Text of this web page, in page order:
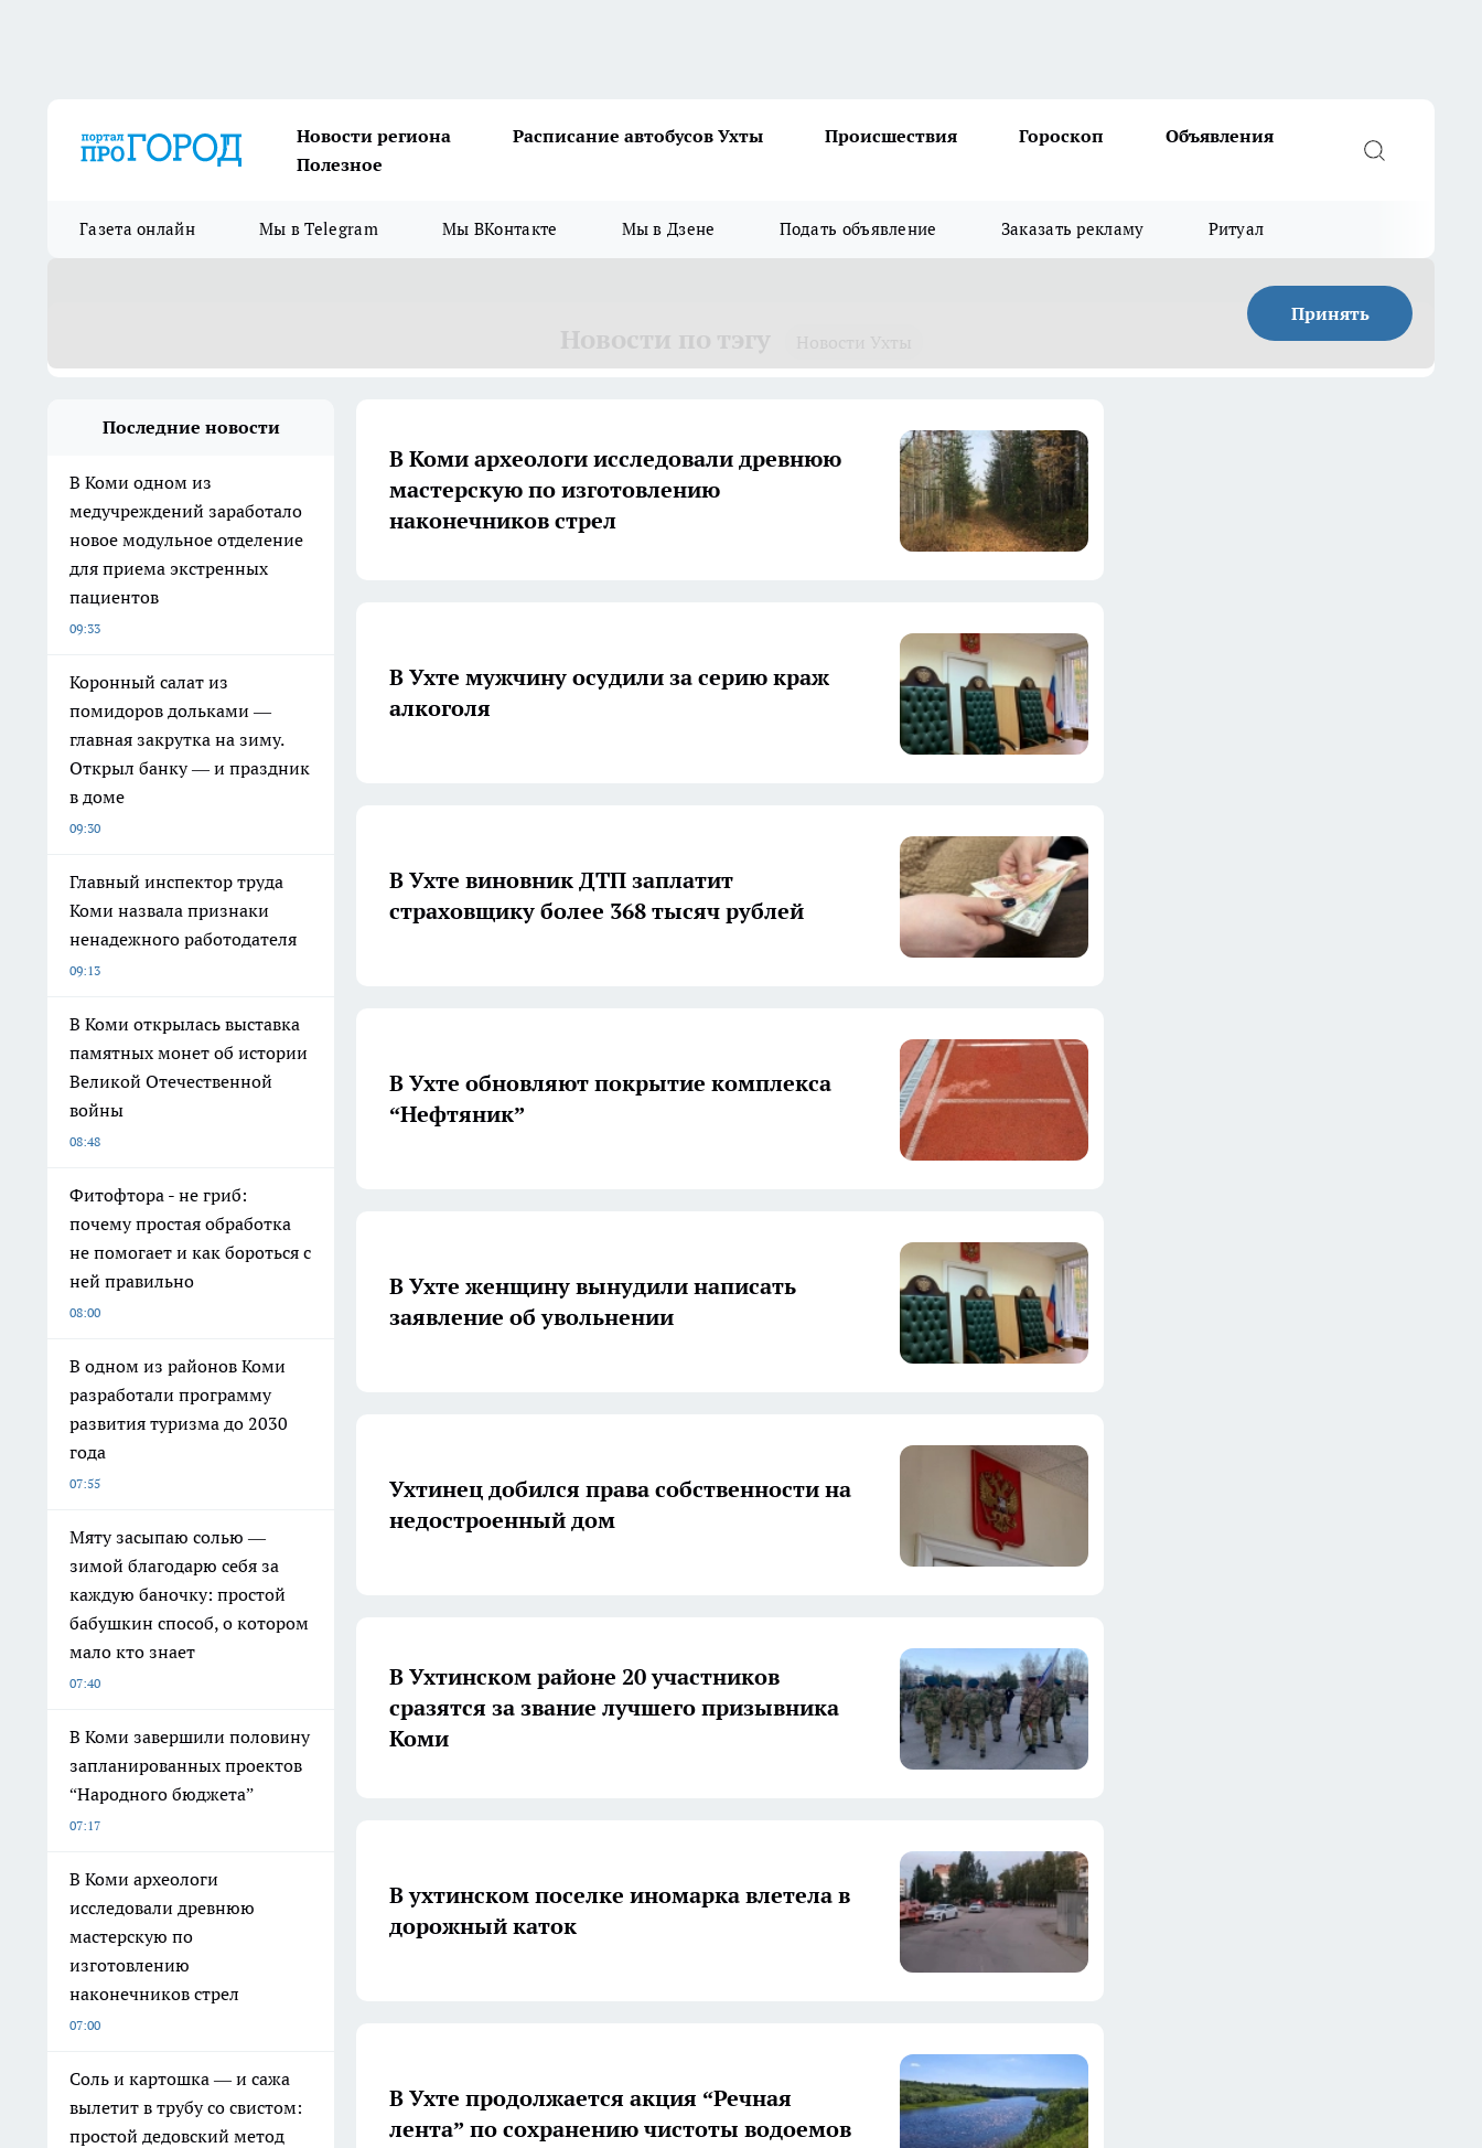
Новости региона Расписание автобусов Ухты Происшествия Гороскоп
Объявления
Полезное
Газета онлайн Мы в Telegram Мы ВКонтакте Мы в Дзене Подать объявление Заказать рекламу Ритуал
Принять
Последние новости
В Коми одном из
медучреждений заработало
новое модульное отделение
для приема экстренных
пациентов
09:33
Коронный салат из
помидоров дольками —
главная закрутка на зиму.
Открыл банку — и праздник
в доме
09:30
Главный инспектор труда
Коми назвала признаки
ненадежного работодателя
09:13
В Коми открылась выставка
памятных монет об истории
Великой Отечественной
войны
08:48
Фитофтора - не гриб:
почему простая обработка
не помогает и как бороться с
ней правильно
08:00
В одном из районов Коми
разработали программу
развития туризма до 2030
года
07:55
Мяту засыпаю солью —
зимой благодарю себя за
каждую баночку: простой
бабушкин способ, о котором
мало кто знает
07:40
В Коми завершили половину
запланированных проектов
“Народного бюджета”
07:17
В Коми археологи
исследовали древнюю
мастерскую по
изготовлению
наконечников стрел
07:00
Соль и картошка — и сажа
вылетит в трубу со свистом:
простой дедовский метод
В Коми археологи исследовали древнюю
мастерскую по изготовлению
наконечников стрел
В Ухте мужчину осудили за серию краж
алкоголя
В Ухте виновник ДТП заплатит
страховщику более 368 тысяч рублей
В Ухте обновляют покрытие комплекса
“Нефтяник”
В Ухте женщину вынудили написать
заявление об увольнении
Ухтинец добился права собственности на
недостроенный дом
В Ухтинском районе 20 участников
сразятся за звание лучшего призывника
Коми
В ухтинском поселке иномарка влетела в
дорожный каток
В Ухте продолжается акция “Речная
лента” по сохранению чистоты водоемов